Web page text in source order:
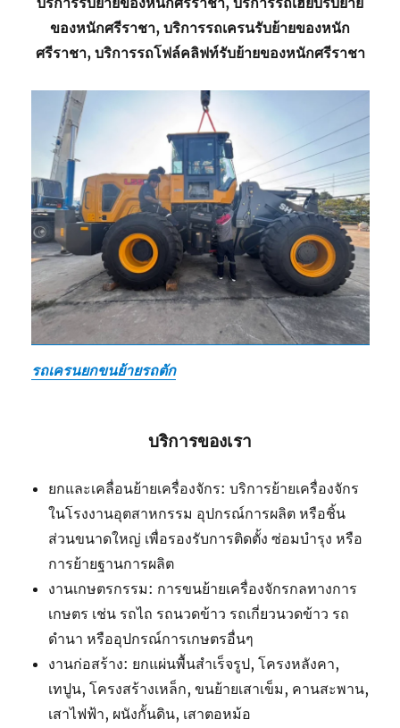
ของหนักศรีราชา, บริการรถเครนรับย้ายของหนัก
ศรีราชา, บริการรถโฟล์คลิฟท์รับย้ายของหนักศรีราชา
รถเครนยกขนย้ายรถตัก
บริการของเรา
ยกและเคลื่อนย้ายเครื่องจักร: บริการย้ายเครื่องจักร
ในโรงงานอุตสาหกรรม อุปกรณ์การผลิต หรือชิ้น
ส่วนขนาดใหญ่ เพื่อรองรับการติดตั้ง ซ่อมบำรุง หรือ
การย้ายฐานการผลิต
งานเกษตรกรรม: การขนย้ายเครื่องจักรกลทางการ
เกษตร เช่น รถไถ รถนวดข้าว รถเกี่ยวนวดข้าว รถ
ดำนา หรืออุปกรณ์การเกษตรอื่นๆ
งานก่อสร้าง: ยกแผ่นพื้นสำเร็จรูป, โครงหลังคา,
เทปูน, โครงสร้างเหล็ก, ขนย้ายเสาเข็ม, คานสะพาน,
เสาไฟฟ้า, ผนังกั้นดิน, เสาตอหม้อ